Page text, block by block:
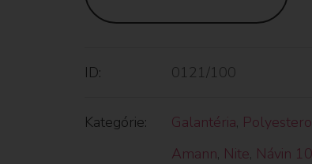
ID: 0121/100
Kategórie: Galantéria,
Amann, Nite, Návin